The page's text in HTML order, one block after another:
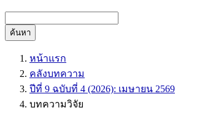
ค้นหา
หน้าแรก
คลังบทความ
ปีที่ 9 ฉบับที่ 4 (2026): เมษายน 2569
บทความวิจัย